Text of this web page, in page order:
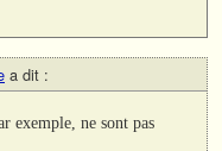
a dit :
exemple, ne sont pas